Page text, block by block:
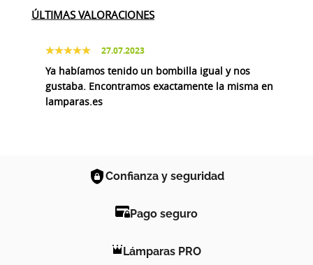
ÚLTIMAS VALORACIONES
27.07.2023
Ya habíamos tenido un bombilla igual y nos
gustaba. Encontramos exactamente la misma en
lamparas.es
Confianza y seguridad
Pago seguro
Lámparas PRO